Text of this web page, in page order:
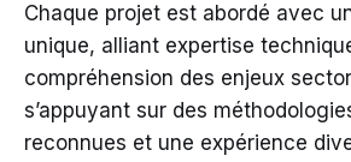
Chaque projet est abordé avec
unique, alliant expertise
compréhension des enjeux
s’appuyant sur des
reconnues et une expérience